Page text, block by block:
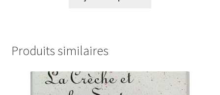
Produits similaires